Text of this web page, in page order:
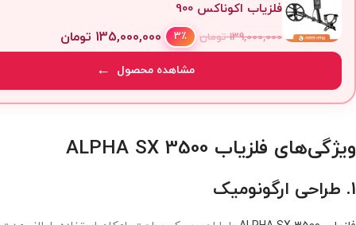
فلزیاب اکوناکس 900
139,000,000 تومان 3٪ 135,000,000 تومان
مشاهده محصول
ویژگی‌های فلزیاب ALPHA SX 3500
1. طراحی ارگونومیک